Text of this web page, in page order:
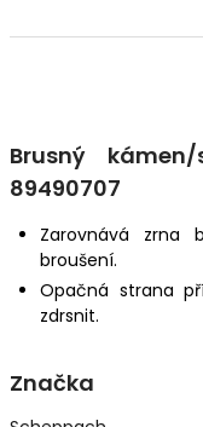
Brusný
89490707
Zarovnává zrna
broušení.
Opačná strana
zdrsnit.
Značka